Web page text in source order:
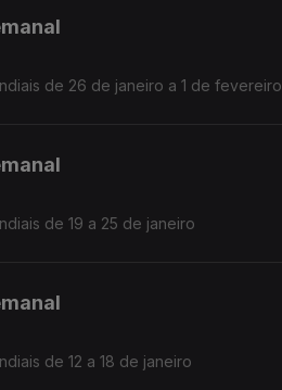
de 26 de janeiro a 1 de fevereiro
de 19 a 25 de janeiro
de 12 a 18 de janeiro